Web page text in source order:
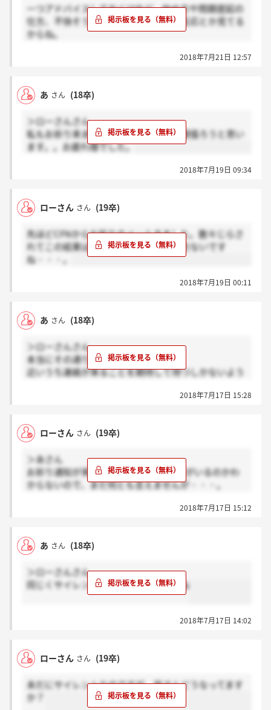
一つアドバイスしておくけれど、始め方や問題提起の
仕方、不快そうな対応をされたときの反応とか見てる
からね。
2018年7月21日 12:57
あ さん (18卒)
＞ローさんさん
私もお祈り来ました。残念ですが他で頑張ろうと思い
ます。。お疲れ様でした。
2018年7月19日 09:34
ローさん さん (19卒)
先ほどCFNからお祈りのメールきました。散々じらさ
れてこの結果は正直不本意ですが、仕方ないです
ね・・・。
2018年7月19日 00:11
あ さん (18卒)
＞ローさんさん
本当にその通りですね。
近いうち連絡が来ることを期待して待つしかないよう
ます。
2018年7月17日 15:28
ローさん さん (19卒)
＞あさん
お祈り通知が来た人がいる?合格した人がいるのかわ
からないので、まだ何とも言えませんが・・・。
ね。
2018年7月17日 15:12
あ さん (18卒)
＞ローさんさん
同じくサイレントです。落ちましたかね
2018年7月17日 14:02
ローさん さん (19卒)
未だにサイレントなのですが、皆さんどうなってます
か？